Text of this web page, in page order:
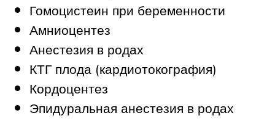
Гомоцистеин при беременности
Амниоцентез
Анестезия в родах
КТГ плода (кардиотокография)
Кордоцентез
Эпидуральная анестезия в родах